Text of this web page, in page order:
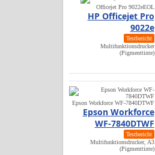
Officejet Pro 9022eEOL
HP Officejet Pro
9022e
Testbericht
Multifunktionsdrucker
(Pigmenttinte)
Epson Workforce WF-7840DTWF
Epson Workforce
WF-7840DTWF
Testbericht
Multifunktionsdrucker, A3
(Pigmenttinte)